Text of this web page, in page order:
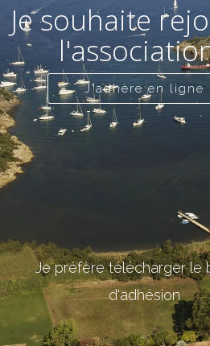
Je souhaite
J'adhère en ligne
Je préfère télécharger le
d'adhésion